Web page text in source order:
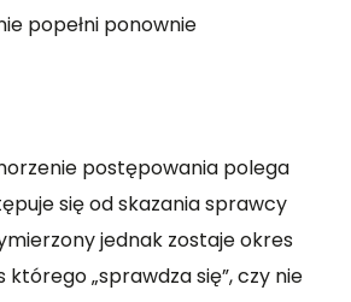
popełni ponownie
postępowania polega
się od skazania sprawcy
jednak zostaje okres
„sprawdza się”, czy nie